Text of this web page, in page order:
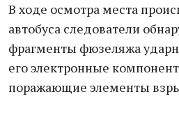
В ходе осмотра места
автобуса следователи
фрагменты фюзеляжа
его электронные
поражающие элементы